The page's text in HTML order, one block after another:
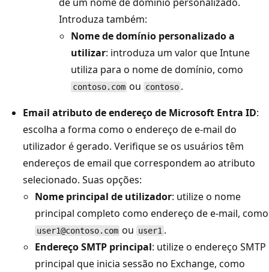
Introduza também:
Nome de domínio personalizado a
utilizar: introduza um valor que Intune
utiliza para o nome de domínio, como
contoso.com ou contoso .
Email atributo de endereço de Microsoft Entra ID:
escolha a forma como o endereço de e-mail do
utilizador é gerado. Verifique se os usuários têm
endereços de email que correspondem ao atributo
selecionado. Suas opções:
Nome principal de utilizador: utilize o nome
principal completo como endereço de e-mail, como
user1@contoso.com ou user1 .
Endereço SMTP principal: utilize o endereço SMTP
principal que inicia sessão no Exchange, como